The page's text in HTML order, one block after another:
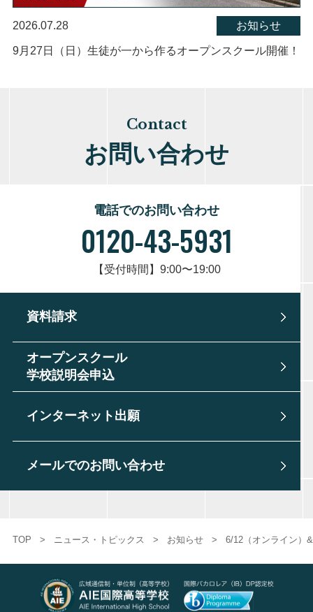
2026.07.28 お知らせ
9月27日（日）生徒が一から作るオープンスクール開催！
Contact
お問い合わせ
電話でのお問い合わせ
0120-43-5931
【受付時間】9:00〜19:00
資料請求
オープンスクール
学校説明会申込
インターネット出願
メールでのお問い合わせ
TOP > ニュース・トピックス > お知らせ > 6/12（オンライン）